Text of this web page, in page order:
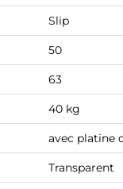
Slip
50
63
40 kg
avec platine
Transparent